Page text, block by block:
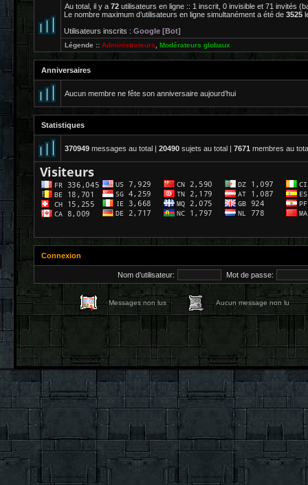
Au total, il y a 72 utilisateurs en ligne :: 1 inscrit, 0 invisible et 71 invités
Le nombre maximum d’utilisateurs en ligne simultanément a été de 3525
Utilisateurs inscrits : Google [Bot]
Légende :: Administrateurs Modérateurs globaux
Anniversaires
Aucun membre ne fête son anniversaire aujourd’hui
Statistiques
370949 messages au total | 20490 sujets au total | 7671 membres au
Connexion
Nom d’utilisateur: Mot de passe:
Messages non lus Aucun message non lu